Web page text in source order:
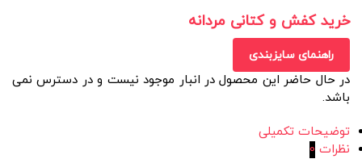
خرید کفش و کتانی مردانه
راهنمای سایزبندی
در حال حاضر این محصول در انبار موجود نیست و در دسترس نمی
باشد.
توضیحات تکمیلی
نظرات 0